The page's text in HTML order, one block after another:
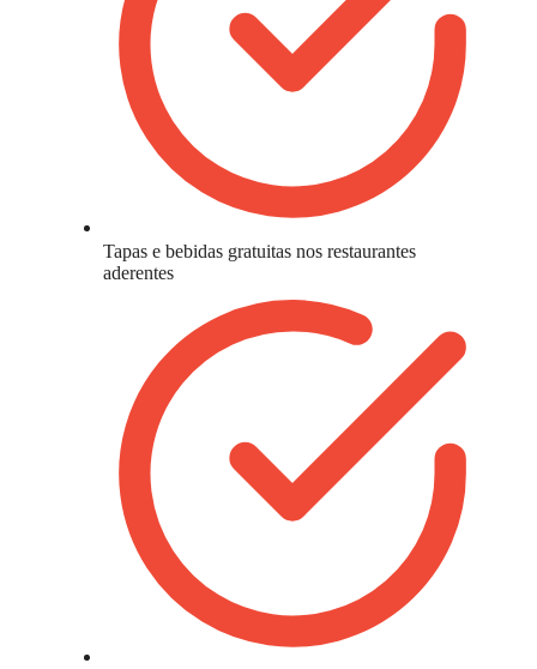
Tapas e bebidas gratuitas nos restaurantes
aderentes